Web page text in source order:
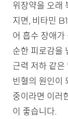
위장약을 오래
지면, 비타민
어 흡수 장애가
순한 피로감을
근력 저하 같은
빈혈의 원인이
중이라면 이러
이 좋습니다.